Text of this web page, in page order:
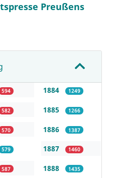
Preußens
594
582
570
579
587
1884 1249
1885 1266
1886 1387
1887 1460
1888 1435